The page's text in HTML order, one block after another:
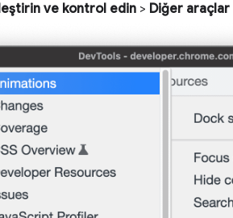
ve kontrol edin > Diğer araçlar